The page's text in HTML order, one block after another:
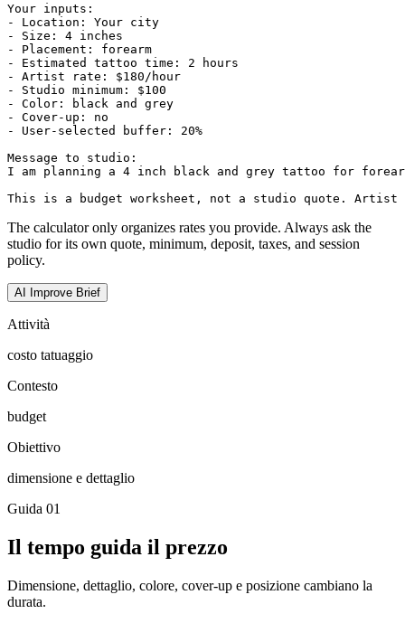
Your inputs:
- Location: Your city
- Size: 4 inches
- Placement: forearm
- Estimated tattoo time: 2 hours
- Artist rate: $180/hour
- Studio minimum: $100
- Color: black and grey
- Cover-up: no
- User-selected buffer: 20%
Message to studio:
I am planning a 4 inch black and grey tattoo for
This is a budget worksheet, not a studio quote. Artist
The calculator only organizes rates you provide. Always ask the
studio for its own quote, minimum, deposit, taxes, and session
policy.
AI Improve Brief
Attività
costo tatuaggio
Contesto
budget
Obiettivo
dimensione e dettaglio
Guida 01
Il tempo guida il prezzo
Dimensione, dettaglio, colore, cover-up e posizione cambiano la
durata.